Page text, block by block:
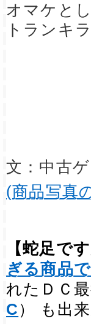
オマケと
トランキ
文：中古
(商品写真
【蛇足です
ぎる商品で
れたＤＣ
C ） も出